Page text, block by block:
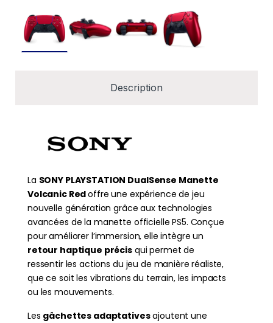
Description
La SONY PLAYSTATION DualSense Manette
Volcanic Redoffre une expérience de jeu
nouvelle génération grâce aux technologies
avancées de la manette officielle PS5. Conçue
pour améliorer l’immersion, elle intègre un
retour haptique précisqui permet de
ressentir les actions du jeu de manière réaliste,
que ce soit les vibrations du terrain, les impacts
ou les mouvements.
Les gâchettes adaptativesajoutent une